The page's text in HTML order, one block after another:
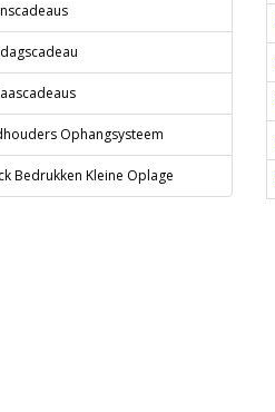
Ophangsysteem
Bedrukken Kleine Oplage